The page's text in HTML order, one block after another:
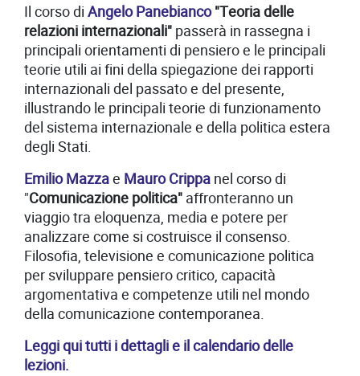
Il corso di Angelo Panebianco"Teoria delle
relazioni internazionali" passerà in rassegna i
principali orientamenti di pensiero e le principali
teorie utili ai fini della spiegazione dei rapporti
internazionali del passato e del presente,
illustrando le principali teorie di funzionamento
del sistema internazionale e della politica estera
degli Stati.
Emilio Mazzae Mauro Crippa nel corso di
"Comunicazione politica" affronteranno un
viaggio tra eloquenza, media e potere per
analizzare come si costruisce il consenso.
Filosofia, televisione e comunicazione politica
per sviluppare pensiero critico, capacità
argomentativa e competenze utili nel mondo
della comunicazione contemporanea.
Leggi qui tutti i dettagli e il calendario delle
lezioni.